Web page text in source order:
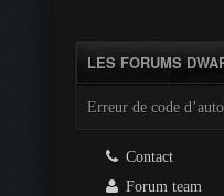
LES FORUMS
Erreur de code
Contact
Forum team